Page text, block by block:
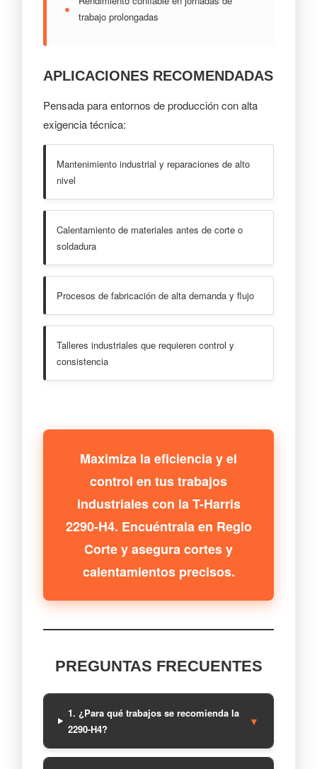
●
trabajo prolongadas
APLICACIONES RECOMENDADAS
Pensada para entornos de producción con alta
exigencia técnica:
Mantenimiento industrial y reparaciones de alto
nivel
Calentamiento de materiales antes de corte o
soldadura
Procesos de fabricación de alta demanda y flujo
Talleres industriales que requieren control y
consistencia
Maximiza la eficiencia y el
control en tus trabajos
industriales con la T-Harris
2290-H4. Encuéntrala en Regio
Corte y asegura cortes y
calentamientos precisos.
PREGUNTAS FRECUENTES
1. ¿Para qué trabajos se recomienda la
2290-H4?
▼